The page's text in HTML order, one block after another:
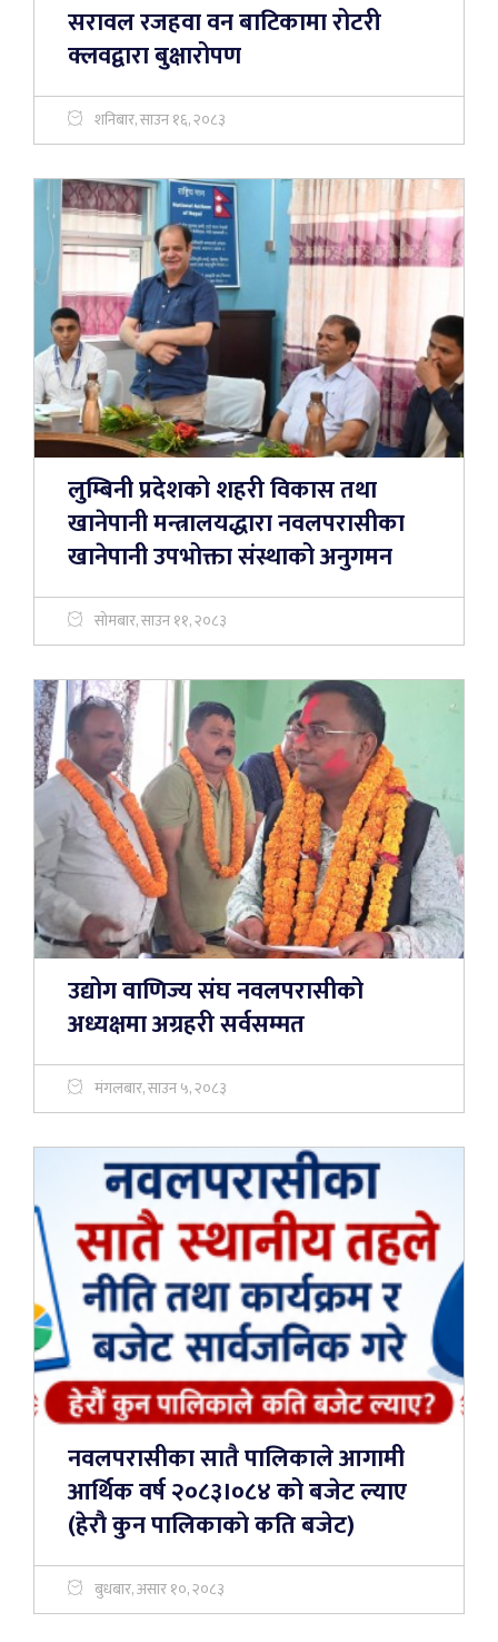
सरावल रजहवा वन बाटिकामा रोटरी
क्लवद्वारा बुक्षारोपण
शनिबार, साउन १६, २०८३
लुम्बिनी प्रदेशको शहरी विकास तथा
खानेपानी मन्त्रालयद्धारा नवलपरासीका
खानेपानी उपभोक्ता संस्थाको अनुगमन
सोमबार, साउन ११, २०८३
उद्योग वाणिज्य संघ नवलपरासीको
अध्यक्षमा अग्रहरी सर्वसम्मत
मंगलबार, साउन ५, २०८३
नवलपरासीका सातै पालिकाले आगामी
आर्थिक वर्ष २०८३।०८४ को बजेट ल्याए
(हेराै कुन पालिकाकाे कति बजेट)
बुधबार, असार १०, २०८३